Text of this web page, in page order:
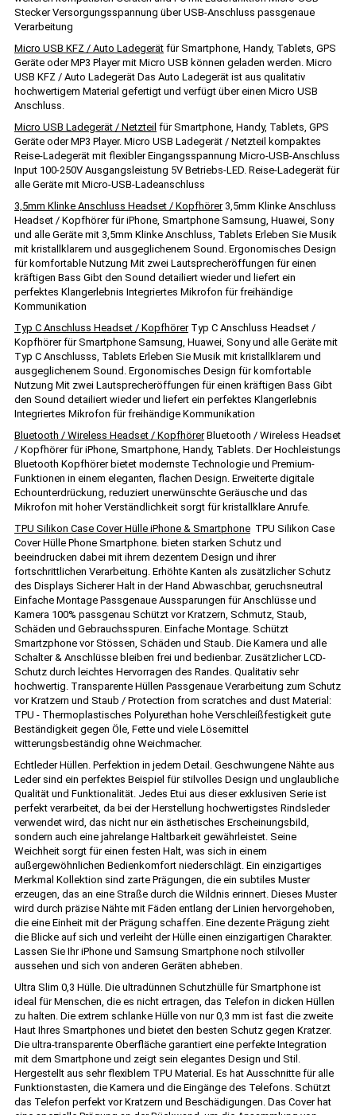
Stecker Versorgungsspannung über USB-Anschluss passgenaue
Verarbeitung
Micro USB KFZ / Auto Ladegerät für Smartphone, Handy, Tablets, GPS
Geräte oder MP3 Player mit Micro USB können geladen werden. Micro
USB KFZ / Auto Ladegerät Das Auto Ladegerät ist aus qualitativ
hochwertigem Material gefertigt und verfügt über einen Micro USB
Anschluss.
Micro USB Ladegerät / Netzteil für Smartphone, Handy, Tablets, GPS
Geräte oder MP3 Player. Micro USB Ladegerät / Netzteil kompaktes
Reise-Ladegerät mit flexibler Eingangsspannung Micro-USB-Anschluss
Input 100-250V Ausgangsleistung 5V Betriebs-LED. Reise-Ladegerät für
alle Geräte mit Micro-USB-Ladeanschluss
3,5mm Klinke Anschluss Headset / Kopfhörer3,5mm Klinke Anschluss
Headset / Kopfhörer für iPhone, Smartphone Samsung, Huawei, Sony
und alle Geräte mit 3,5mm Klinke Anschluss, Tablets Erleben Sie Musik
mit kristallklarem und ausgeglichenem Sound. Ergonomisches Design
für komfortable Nutzung Mit zwei Lautsprecheröffungen für einen
kräftigen Bass Gibt den Sound detailiert wieder und liefert ein
perfektes Klangerlebnis Integriertes Mikrofon für freihändige
Kommunikation
Typ C Anschluss Headset / KopfhörerTyp C Anschluss Headset /
Kopfhörer für Smartphone Samsung, Huawei, Sony und alle Geräte mit
Typ C Anschlusss, Tablets Erleben Sie Musik mit kristallklarem und
ausgeglichenem Sound. Ergonomisches Design für komfortable
Nutzung Mit zwei Lautsprecheröffungen für einen kräftigen Bass Gibt
den Sound detailiert wieder und liefert ein perfektes Klangerlebnis
Integriertes Mikrofon für freihändige Kommunikation
Bluetooth / Wireless Headset / KopfhörerBluetooth / Wireless Headset
/ Kopfhörer für iPhone, Smartphone, Handy, Tablets. Der Hochleistungs
Bluetooth Kopfhörer bietet modernste Technologie und Premium-
Funktionen in einem eleganten, flachen Design. Erweiterte digitale
Echounterdrückung, reduziert unerwünschte Geräusche und das
Mikrofon mit hoher Verständlichkeit sorgt für kristallklare Anrufe.
TPU Silikon Case Cover Hülle iPhone & Smartphone TPU Silikon Case
Cover Hülle Phone Smartphone. bieten starken Schutz und
beeindrucken dabei mit ihrem dezentem Design und ihrer
fortschrittlichen Verarbeitung. Erhöhte Kanten als zusätzlicher Schutz
des Displays Sicherer Halt in der Hand Abwaschbar, geruchsneutral
Einfache Montage Passgenaue Aussparungen für Anschlüsse und
Kamera 100% passgenau Schützt vor Kratzern, Schmutz, Staub,
Schäden und Gebrauchsspuren. Einfache Montage. Schützt
Smartzphone vor Stössen, Schäden und Staub. Die Kamera und alle
Schalter & Anschlüsse bleiben frei und bedienbar. Zusätzlicher LCD-
Schutz durch leichtes Hervorragen des Randes. Qualitativ sehr
hochwertig. Transparente Hüllen Passgenaue Verarbeitung zum Schutz
vor Kratzern und Staub / Protection from scratches and dust Material:
TPU - Thermoplastisches Polyurethan hohe Verschleißfestigkeit gute
Beständigkeit gegen Öle, Fette und viele Lösemittel
witterungsbeständig ohne Weichmacher.
Echtleder Hüllen. Perfektion in jedem Detail. Geschwungene Nähte aus
Leder sind ein perfektes Beispiel für stilvolles Design und unglaubliche
Qualität und Funktionalität. Jedes Etui aus dieser exklusiven Serie ist
perfekt verarbeitet, da bei der Herstellung hochwertigstes Rindsleder
verwendet wird, das nicht nur ein ästhetisches Erscheinungsbild,
sondern auch eine jahrelange Haltbarkeit gewährleistet. Seine
Weichheit sorgt für einen festen Halt, was sich in einem
außergewöhnlichen Bedienkomfort niederschlägt. Ein einzigartiges
Merkmal Kollektion sind zarte Prägungen, die ein subtiles Muster
erzeugen, das an eine Straße durch die Wildnis erinnert. Dieses Muster
wird durch präzise Nähte mit Fäden entlang der Linien hervorgehoben,
die eine Einheit mit der Prägung schaffen. Eine dezente Prägung zieht
die Blicke auf sich und verleiht der Hülle einen einzigartigen Charakter.
Lassen Sie Ihr iPhone und Samsung Smartphone noch stilvoller
aussehen und sich von anderen Geräten abheben.
Ultra Slim 0,3 Hülle. Die ultradünnen Schutzhülle für Smartphone ist
ideal für Menschen, die es nicht ertragen, das Telefon in dicken Hüllen
zu halten. Die extrem schlanke Hülle von nur 0,3 mm ist fast die zweite
Haut Ihres Smartphones und bietet den besten Schutz gegen Kratzer.
Die ultra-transparente Oberfläche garantiert eine perfekte Integration
mit dem Smartphone und zeigt sein elegantes Design und Stil.
Hergestellt aus sehr flexiblem TPU Material. Es hat Ausschnitte für alle
Funktionstasten, die Kamera und die Eingänge des Telefons. Schützt
das Telefon perfekt vor Kratzern und Beschädigungen. Das Cover hat